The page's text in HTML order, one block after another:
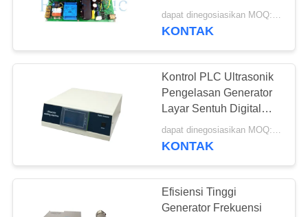
Perangkat
Pemotong
90
Kuat
dapat dinegosiasikan MOQ:1pcs
KONTAK
Kontrol PLC Ultrasonik
Pengelasan Generator
Layar Sentuh Digital
Ultrasonic Generator
dapat dinegosiasikan MOQ:1pcs
KONTAK
Efisiensi Tinggi
Generator Frekuensi